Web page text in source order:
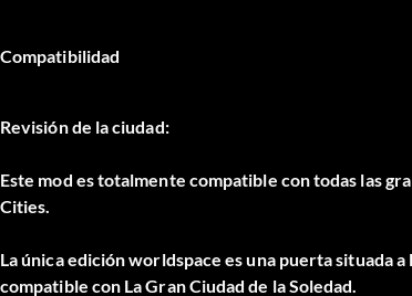
Compatibilidad
Revisión de la ciudad:
Este mod es totalmente compatible contodas las
Cities.
La única edición worldspace es una puerta situada
compatible con La Gran Ciudad de la Soledad.